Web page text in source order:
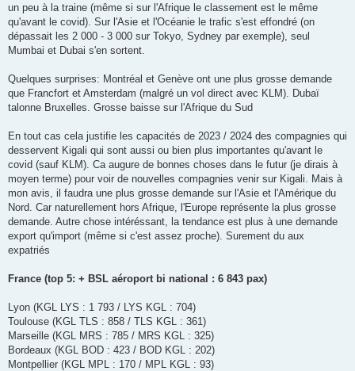
un peu à la traine (même si sur l'Afrique le classement est le même
qu'avant le covid). Sur l'Asie et l'Océanie le trafic s'est effondré (on
dépassait les 2 000 - 3 000 sur Tokyo, Sydney par exemple), seul
Mumbai et Dubai s'en sortent.
Quelques surprises: Montréal et Genève ont une plus grosse demande
que Francfort et Amsterdam (malgré un vol direct avec KLM). Dubaï
talonne Bruxelles. Grosse baisse sur l'Afrique du Sud
En tout cas cela justifie les capacités de 2023 / 2024 des compagnies qui
desservent Kigali qui sont aussi ou bien plus importantes qu'avant le
covid (sauf KLM). Ca augure de bonnes choses dans le futur (je dirais à
moyen terme) pour voir de nouvelles compagnies venir sur Kigali. Mais à
mon avis, il faudra une plus grosse demande sur l'Asie et l'Amérique du
Nord. Car naturellement hors Afrique, l'Europe représente la plus grosse
demande. Autre chose intéréssant, la tendance est plus à une demande
export qu'import (même si c'est assez proche). Surement du aux
expatriés
France (top 5: + BSL aéroport bi national : 6 843 pax)
Lyon (KGL LYS : 1 793 / LYS KGL : 704)
Toulouse (KGL TLS : 858 / TLS KGL : 361)
Marseille (KGL MRS : 785 / MRS KGL : 325)
Bordeaux (KGL BOD : 423 / BOD KGL : 202)
Montpellier (KGL MPL : 170 / MPL KGL : 93)